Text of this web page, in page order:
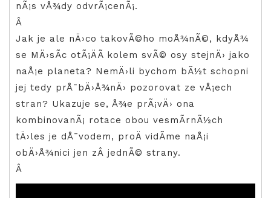
nÃ¡s vÅ¾dy odvrÃ¡cenÃ¡.
Â
Jak je ale nÄ›co takovÃ©ho moÅ¾nÃ©, kdyÅ¾
se MÄ›sÃ­c otÃ¡ÄÃ­ kolem svÃ© osy stejnÄ› jako
naÅ¡e planeta? NemÄ›li bychom bÃ½t schopni
jej tedy prÅ¯bÄ›Å¾nÄ› pozorovat ze vÅ¡ech
stran? Ukazuje se, Å¾e prÃ¡vÄ› ona
kombinovanÃ¡ rotace obou vesmÃ­rnÃ½ch
tÄ›les je dÅ¯vodem, proÄ vidÃ­me naÅ¡i
obÄ›Å¾nici jen zÂ jednÃ© strany.
Â